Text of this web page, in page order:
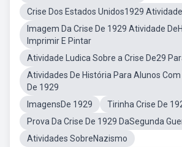
Crise Dos Estados Unidos1929
Imagem Da Crise De 1929 Atividade
Imprimir E Pintar
Atividade Ludica Sobre a Crise De29
Atividades De História Para Alunos
De 1929
ImagensDe 1929
Tirinha Crise De
Prova Da Crise De 1929 DaSegunda
Atividades SobreNazismo